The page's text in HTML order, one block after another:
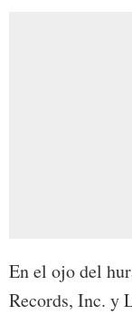
En el ojo del
Records, Inc. y